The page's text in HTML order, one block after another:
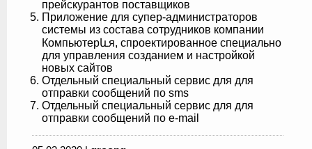
прейскурантов поставщиков
Приложение для супер-администраторов
системы из состава сотрудников компании
Компьютерևя, спроектированное специально
для управления созданием и настройкой
новых сайтов
Отдельный специальный сервис для для
отправки сообщений по sms
Отдельный специальный сервис для для
отправки сообщений по e-mail